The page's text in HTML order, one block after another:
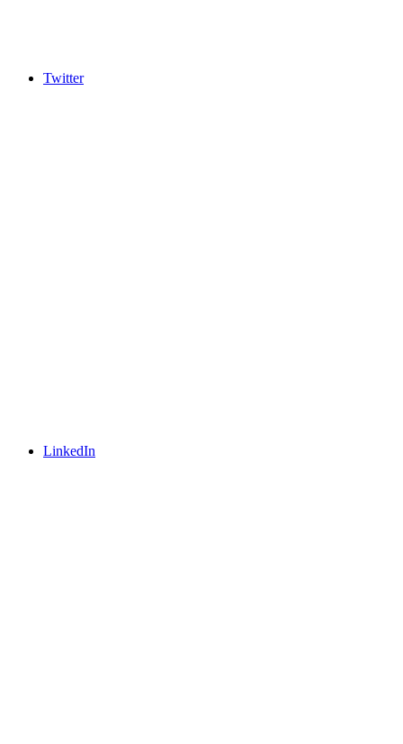
Twitter
LinkedIn